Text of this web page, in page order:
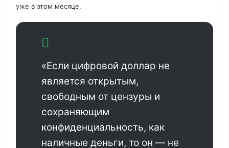
уже в этом месяце.
«Если цифровой доллар не
является открытым,
свободным от цензуры и
сохраняющим
конфиденциальность, как
наличные деньги, то он — не